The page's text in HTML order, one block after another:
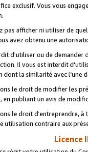
exclusif. Vous vous
pas afficher ni utiliser de
avez obtenu une
d'utiliser ou de demander
Il vous est interdit
dont la similarité avec l'une
le droit de modifier les
en publiant un avis de
le droit d'entreprendre,
utilisation contraire aux
Licence